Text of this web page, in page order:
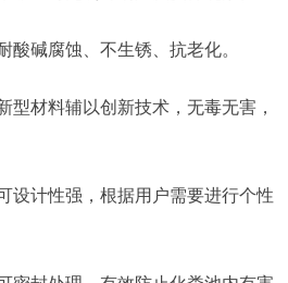
腐蚀、不生锈、抗老化。
料辅以创新技术，无毒无害，
性强，根据用户需要进行个性